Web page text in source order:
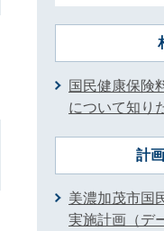
国民健康保険
について知り
計
美濃加茂市国
実施計画（デ